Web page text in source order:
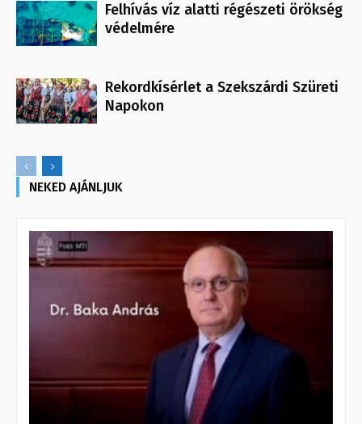
Felhívás víz alatti régészeti örökség
védelmére
Rekordkísérlet a Szekszárdi Szüreti
Napokon
NEKED AJÁNLJUK